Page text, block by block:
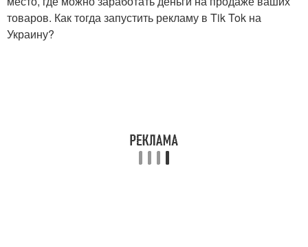
товаров. Как тогда запустить рекламу в Tik Tok на
Украину?